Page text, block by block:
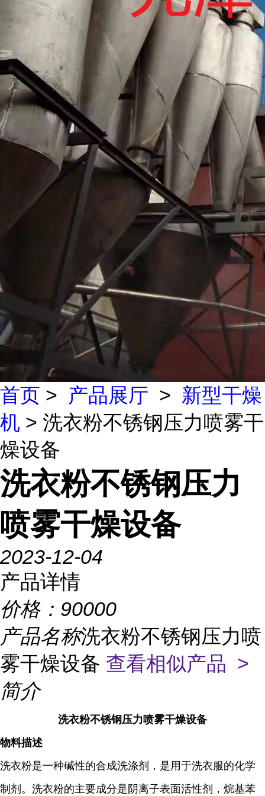
首页 > 产品展厅 > 新型干燥
机 > 洗衣粉不锈钢压力喷雾干
燥设备
洗衣粉不锈钢压力
喷雾干燥设备
2023-12-04
产品详情
价格： 90000
产品名称洗衣粉不锈钢压力喷
雾干燥设备 查看相似产品 >
简介
洗衣粉不锈钢压力喷雾干燥设备
物料描述
洗衣粉是一种碱性的合成洗涤剂，是用于洗衣服的化学
制剂。洗衣粉的主要成分是阴离子表面活性剂，烷基苯